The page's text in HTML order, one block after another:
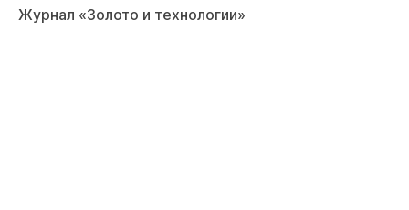
Журнал «Золото и технологии»